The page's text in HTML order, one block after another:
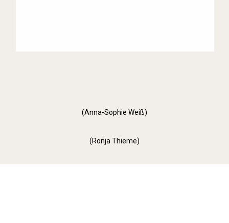
(Anna-Sophie Weiß)
(Ronja Thieme)